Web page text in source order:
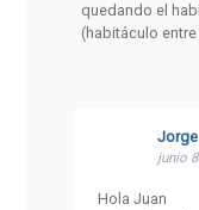
quedando el
(habitáculo
Jorge
junio
Hola Juan